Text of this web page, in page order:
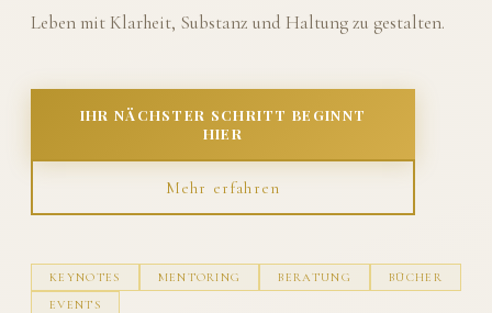
Leben mit Klarheit, Substanz und Haltung zu gestalten.
IHR NÄCHSTER SCHRITT BEGINNT
HIER
Mehr erfahren
KEYNOTES MENTORING BERATUNG
BÜCHER
EVENTS